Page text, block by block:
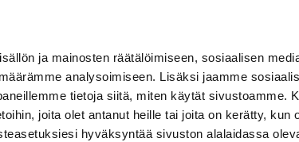
ja mainosten räätälöimiseen, sosiaalisen
analysoimiseen. Lisäksi jaamme
tietoja siitä, miten käytät sivustoamme.
joita olet antanut heille tai joita on kerätty, kun
hyväksyntää sivuston alalaidassa
SOVELLUSALUEET KELAHALLINTA